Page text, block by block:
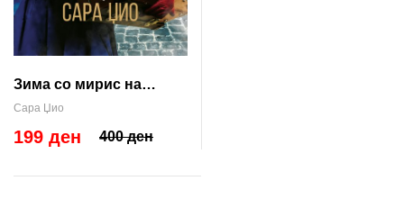
Зима со мирис на
капини
Сара Џио
400 ден
199 ден